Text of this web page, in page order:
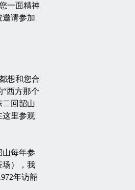
一面精神
邀请参加
想和您合
西方那个
二回韶山
这里参观
每年参
场），我
年访韶